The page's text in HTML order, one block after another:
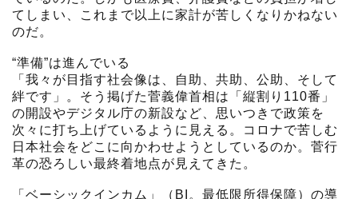
てしまい、これまで以上に家計が苦しくなりかねない
のだ。
“準備”は進んでいる
「我々が目指す社会像は、自助、共助、公助、そして
絆です」。そう掲げた菅義偉首相は「縦割り110番」
の開設やデジタル庁の新設など、思いつきで政策を
次々に打ち上げているように見える。コロナで苦しむ
日本社会をどこに向かわせようとしているのか。菅行
革の恐ろしい最終着地点が見えてきた。
「ベーシックインカム」（BI。最低限所得保障）の導